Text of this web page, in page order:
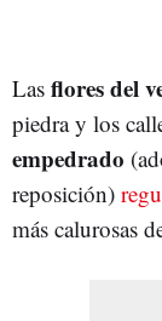
Las flores del
piedra y los
empedrado
reposición)
más calurosas